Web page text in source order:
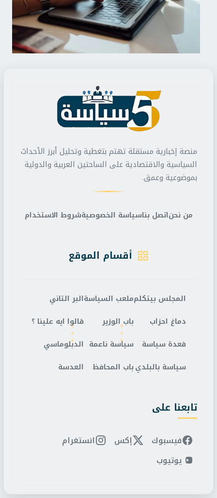
منصة إخبارية مستقلة تهتم بتغطية وتحليل أبرز الأحداث
السياسية والاقتصادية على الساحتين العربية والدولية
بموضوعية وعمق.
من نحناتصل بناسياسة الخصوصيةشروط الاستخدام
أقسام الموقع
المجلس بيتكلم
دماغ احزاب
قعدة سياسة
سياسة بالبلدي
ملعب السياسة
باب الوزير
سياسة ناعمة
باب المحافظ
البر التاني
قالوا ايه علينا ؟
الدبلوماسي
العدسة
تابعنا على
فيسبوك إكس
انستغرام
يوتيوب